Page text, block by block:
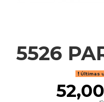
5526
Últimas